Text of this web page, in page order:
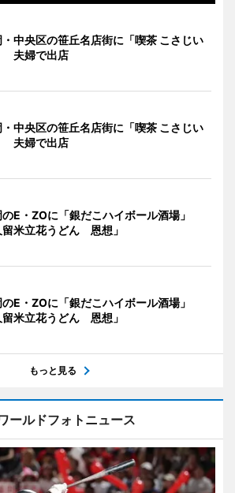
中央区の笹丘名店街に「喫茶 こさじい
夫婦で出店
中央区の笹丘名店街に「喫茶 こさじい
夫婦で出店
E・ZOに「銀だこハイボール酒場」
留米立花うどん 恩想」
E・ZOに「銀だこハイボール酒場」
留米立花うどん 恩想」
もっと見る
ールドフォトニュース